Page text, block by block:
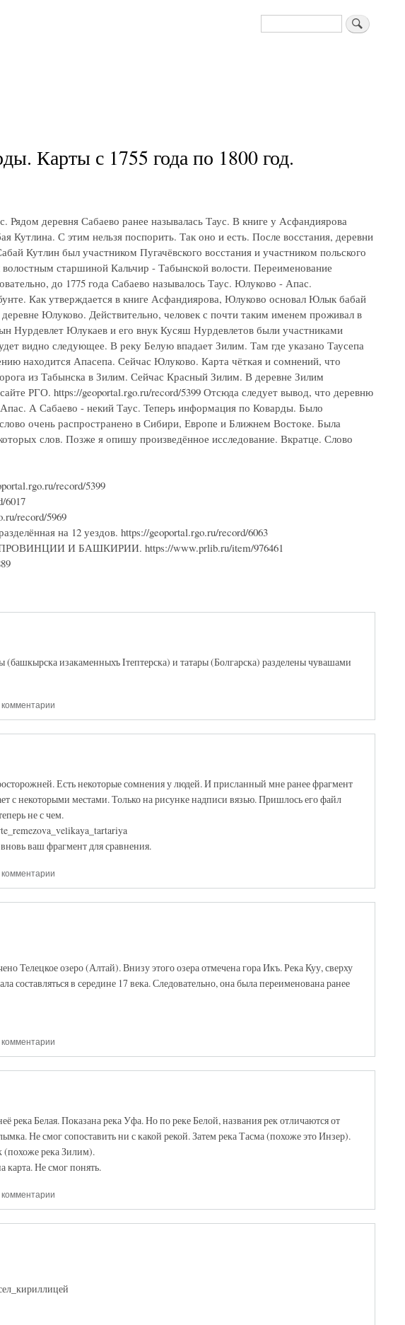
Поиск
Карты с 1755 года по 1800 год.
Рядом деревня Сабаево ранее называлась Таус. В книге у Асфандиярова
Кутлина. С этим нельзя поспорить. Так оно и есть. После восстания, деревни
Кутлин был участником Пугачёвского восстания и участником польского
старшиной Кальчир - Табынской волости. Переименование
до 1775 года Сабаево называлось Таус. Юлуково - Апас.
Как утверждается в книге Асфандиярова, Юлуково основал Юлык бабай
Юлуково. Действительно, человек с почти таким именем проживал в
Нурдевлет Юлукаев и его внук Кусяш Нурдевлетов были участниками
видно следующее. В реку Белую впадает Зилим. Там где указано Таусепа
находится Апасепа. Сейчас Юлуково. Карта чёткая и сомнений, что
из Табынска в Зилим. Сейчас Красный Зилим. В деревне Зилим
РГО. https://geoportal.rgo.ru/record/5399 Отсюда следует вывод, что деревню
А Сабаево - некий Таус. Теперь информация по Коварды. Было
очень распространено в Сибири, Европе и Ближнем Востоке. Была
слов. Позже я опишу произведённое исследование. Вкратце. Слово
record/5399
6017
record/5969
на 12 уездов. https://geoportal.rgo.ru/record/6063
И БАШКИРИИ. https://www.prlib.ru/item/976461
изакаменныхъ Iтептерска) и татары (Болгарска) разделены чувашами
Есть некоторые сомнения у людей. И присланный мне ранее фрагмент
с некоторыми местами. Только на рисунке надписи вязью. Пришлось его файл
не с чем.
ваш фрагмент для сравнения.
Телецкое озеро (Алтай). Внизу этого озера отмечена гора Икъ. Река Куу, сверху
составляться в середине 17 века. Следовательно, она была переименована ранее
река Белая. Показана река Уфа. Но по реке Белой, названия рек отличаются от
Не смог сопоставить ни с какой рекой. Затем река Тасма (похоже это Инзер).
(похоже река Зилим).
карта. Не смог понять.